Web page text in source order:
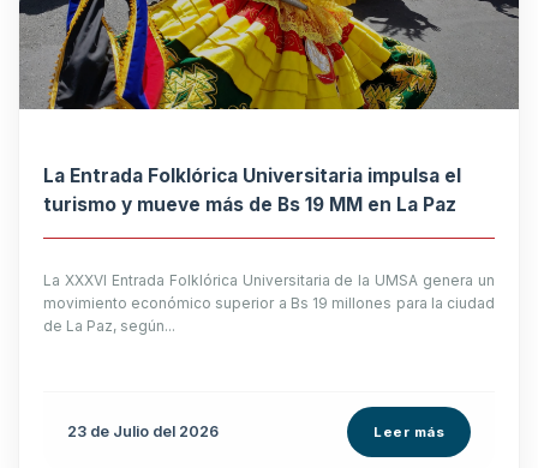
La Entrada Folklórica Universitaria impulsa el
turismo y mueve más de Bs 19 MM en La Paz
La XXXVI Entrada Folklórica Universitaria de la UMSA genera un
movimiento económico superior a Bs 19 millones para la ciudad
de La Paz, según...
23 de Julio del 2026 Leer más